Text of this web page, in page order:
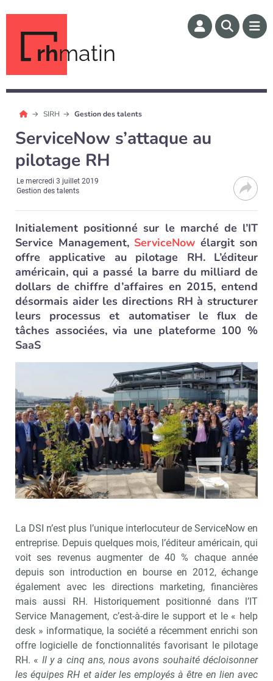
rhmatin
SIRH Gestion des talents
ServiceNow s’attaque au
pilotage RH
Lemercredi 3 juillet 2019
Gestion des talents
Initialement positionné sur le marché de l’IT
Service Management, ServiceNow élargit son
offre applicative au pilotage RH. L’éditeur
américain, qui a passé la barre du milliard de
dollars de chiffre d’affaires en 2015, entend
désormais aider les directions RH à structurer
leurs processus et automatiser le flux de
tâches associées, via une plateforme 100 %
SaaS
La DSI n’est plus l’unique interlocuteur de ServiceNow en
entreprise. Depuis quelques mois, l’éditeur américain, qui
voit ses revenus augmenter de 40 % chaque année
depuis son introduction en bourse en 2012, échange
également avec les directions marketing, financières
mais aussi RH. Historiquement positionné dans l’IT
Service Management, c’est-à-dire le support et le « help
desk » informatique, la société a récemment enrichi son
offre logicielle de fonctionnalités favorisant le pilotage
RH. « Il y a cinq ans, nous avons souhaité décloisonner
les équipes RH et aider les employés à être en lien avec